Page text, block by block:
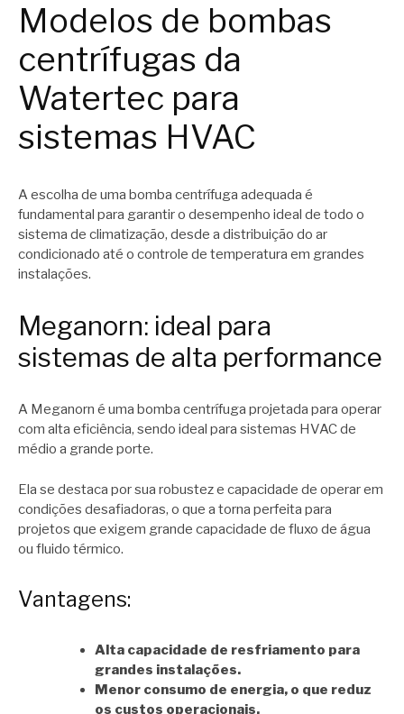
Modelos de bombas
centrífugas da
Watertec para
sistemas HVAC
A escolha de uma bomba centrífuga adequada é
fundamental para garantir o desempenho ideal de todo o
sistema de climatização, desde a distribuição do ar
condicionado até o controle de temperatura em grandes
instalações.
Meganorn: ideal para
sistemas de alta performance
A Meganorn é uma bomba centrífuga projetada para operar
com alta eficiência, sendo ideal para sistemas HVAC de
médio a grande porte.
Ela se destaca por sua robustez e capacidade de operar em
condições desafiadoras, o que a torna perfeita para
projetos que exigem grande capacidade de fluxo de água
ou fluido térmico.
Vantagens:
Alta capacidade de resfriamento para
grandes instalações.
Menor consumo de energia, o que reduz
os custos operacionais.